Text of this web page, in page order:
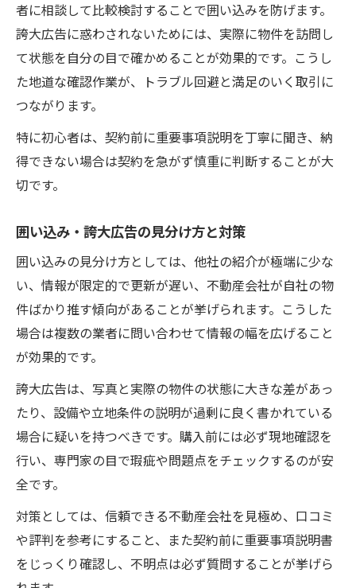
者に相談して比較検討することで囲い込みを防げます。
誇大広告に惑わされないためには、実際に物件を訪問し
て状態を自分の目で確かめることが効果的です。こうし
た地道な確認作業が、トラブル回避と満足のいく取引に
つながります。
特に初心者は、契約前に重要事項説明を丁寧に聞き、納
得できない場合は契約を急がず慎重に判断することが大
切です。
囲い込み・誇大広告の見分け方と対策
囲い込みの見分け方としては、他社の紹介が極端に少な
い、情報が限定的で更新が遅い、不動産会社が自社の物
件ばかり推す傾向があることが挙げられます。こうした
場合は複数の業者に問い合わせて情報の幅を広げること
が効果的です。
誇大広告は、写真と実際の物件の状態に大きな差があっ
たり、設備や立地条件の説明が過剰に良く書かれている
場合に疑いを持つべきです。購入前には必ず現地確認を
行い、専門家の目で瑕疵や問題点をチェックするのが安
全です。
対策としては、信頼できる不動産会社を見極め、口コミ
や評判を参考にすること、また契約前に重要事項説明書
をじっくり確認し、不明点は必ず質問することが挙げら